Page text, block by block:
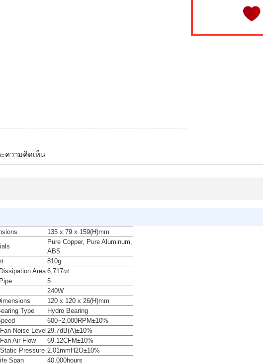
ความคิดเห็น
135 x 79 x 159(H)mm
Pure Copper, Pure Aluminum,
ABS
810g
Area 6,717㎠
5
240W
120 x 120 x 26(H)mm
Type
Hydro Bearing
600~2,000RPM±10%
Noise Level 29.7dB(A)±10%
Air Flow
69.12CFM±10%
Pressure 2.01mmH2O±10%
Span
40,000hours